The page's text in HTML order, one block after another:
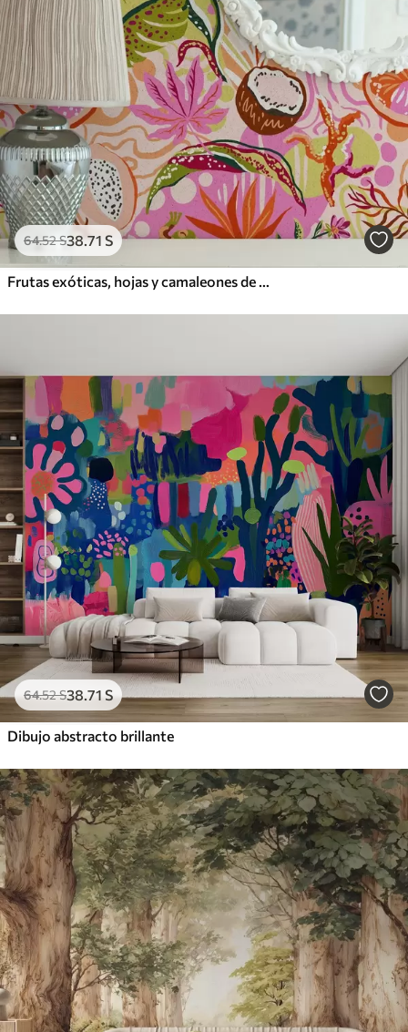
64.52S38.71 S
Frutas exóticas, hojas y camaleones de estilo tropical
64.52S38.71 S
Dibujo abstracto brillante